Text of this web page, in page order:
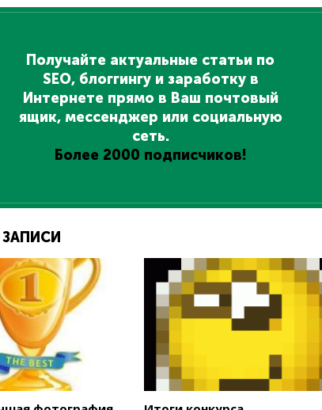
Получайте актуальные статьи по
SEO, блоггингу и заработку в
Интернете прямо в Ваш почтовый
ящик, мессенджер или социальную
сеть.
Более 2000 подписчиков!